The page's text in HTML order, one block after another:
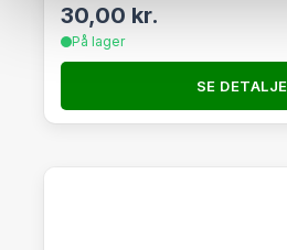
30,00 kr.
På lager
SE